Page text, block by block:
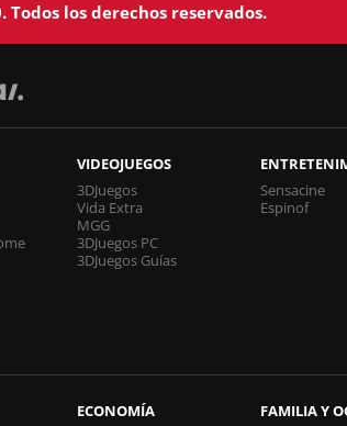
Todos los derechos reservados.
VIDEOJUEGOS
3DJuegos
Vida Extra
MGG
3DJuegos PC
3DJuegos Guías
Sensacine
Espinof
ECONOMÍA
FAMILIA Y